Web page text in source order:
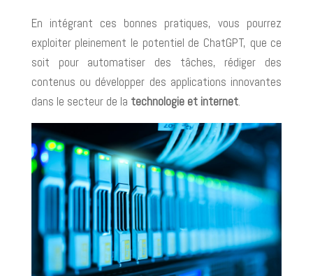
En intégrant ces bonnes pratiques, vous pourrez
exploiter pleinement le potentiel de ChatGPT, que ce
soit pour automatiser des tâches, rédiger des
contenus ou développer des applications innovantes
dans le secteur de la technologie et internet.